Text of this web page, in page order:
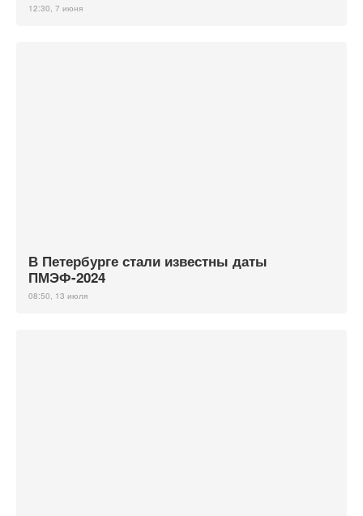
12:30, 7 июня
В Петербурге стали известны даты
ПМЭФ-2024
08:50, 13 июля